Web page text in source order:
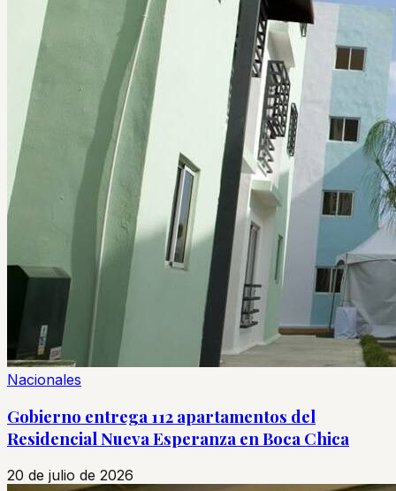
Nacionales
Gobierno entrega 112 apartamentos del
Residencial Nueva Esperanza en Boca Chica
20 de julio de 2026